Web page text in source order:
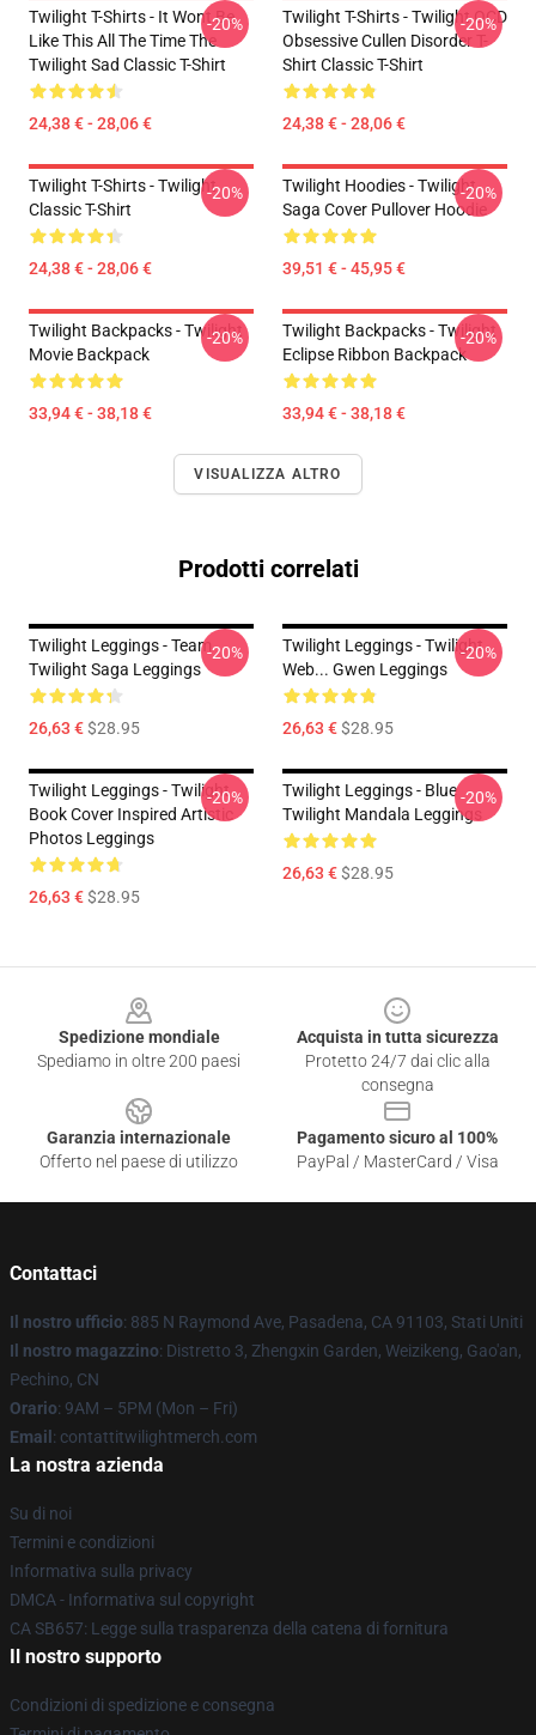
Twilight T-Shirts - It Wont Be
Like This All The Time The
Twilight Sad Classic T-Shirt
24,38 € - 28,06 €
-20%
Twilight T-Shirts - Twilight OCD
Obsessive Cullen Disorder T-
Shirt Classic T-Shirt
24,38 € - 28,06 €
-20%
Twilight T-Shirts - Twilight
Classic T-Shirt
24,38 € - 28,06 €
-20%
Twilight Hoodies - Twilight
Saga Cover Pullover Hoodie
39,51 € - 45,95 €
-20%
Twilight Backpacks - Twilight
Movie Backpack
33,94 € - 38,18 €
-20%
Twilight Backpacks - Twilight
Eclipse Ribbon Backpack
33,94 € - 38,18 €
-20%
VISUALIZZA ALTRO
Prodotti correlati
Twilight Leggings - Team
Twilight Saga Leggings
26,63 €$28.95
-20%
Twilight Leggings - Twilight
Web... Gwen Leggings
26,63 €$28.95
-20%
Twilight Leggings - Twilight
Book Cover Inspired Artistic
Photos Leggings
26,63 €$28.95
-20%
Twilight Leggings - Blue
Twilight Mandala Leggings
26,63 €$28.95
-20%
Spedizione mondiale
Spediamo in oltre 200 paesi
Acquista in tutta sicurezza
Protetto 24/7 dai clic alla
consegna
Garanzia internazionale
Offerto nel paese di utilizzo
Pagamento sicuro al 100%
PayPal / MasterCard / Visa
Contattaci
Il nostro ufficio: 885 N Raymond Ave, Pasadena, CA 91103, Stati Uniti
Il nostro magazzino: Distretto 3, Zhengxin Garden, Weizikeng, Gao'an,
Pechino, CN
Orario: 9AM – 5PM (Mon – Fri)
Email : contattitwilightmerch.com
La nostra azienda
Su di noi
Termini e condizioni
Informativa sulla privacy
DMCA - Informativa sul copyright
CA SB657: Legge sulla trasparenza della catena di fornitura
Il nostro supporto
Condizioni di spedizione e consegna